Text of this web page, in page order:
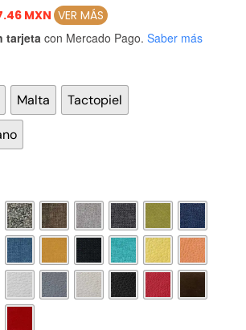
MXN VER MÁS
tarjeta con Mercado Pago. Saber más
Malta Tactopiel